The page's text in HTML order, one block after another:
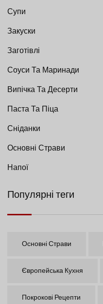
Супи
Закуски
Заготівлі
Соуси Та Маринади
Випічка Та Десерти
Паста Та Піца
Сніданки
Основні Страви
Напої
Популярні теги
Основні Страви
Європейська Кухня
Покрокові Рецепти